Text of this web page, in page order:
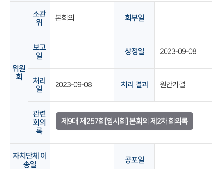
위원
회
소관
위
본회의 회부일
보고
일
상정일 2023-09-08
처리
일
2023-09-08 처리 결과 원안가결
관련
회의
록
제9대 제257회[임시회] 본회의 제2차 회의록
자치단체 이
송일
공포일